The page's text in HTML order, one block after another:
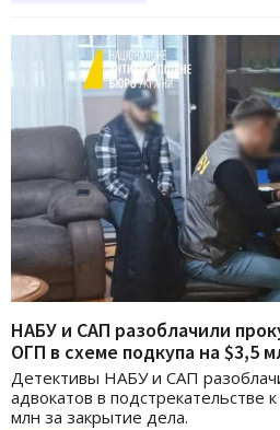
НАБУ и САП разоблачили
ОГП в схеме подкупа на $3,5
Детективы НАБУ и САП
адвокатов в подстрекательстве
млн за закрытие дела.